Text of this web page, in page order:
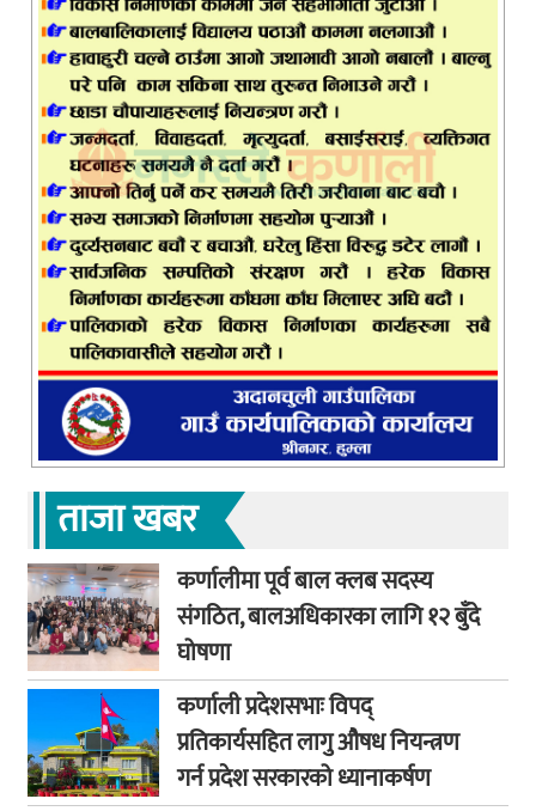
ताजा खबर
कर्णालीमा पूर्व बाल क्लब सदस्य
संगठित, बालअधिकारका लागि १२ बुँदे
घोषणा
कर्णाली प्रदेशसभाः विपद्
प्रतिकार्यसहित लागु औषध नियन्त्रण
गर्न प्रदेश सरकारको ध्यानाकर्षण